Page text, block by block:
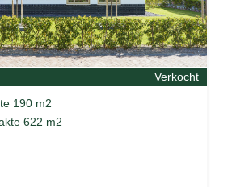
Verkocht
190 m2
622 m2